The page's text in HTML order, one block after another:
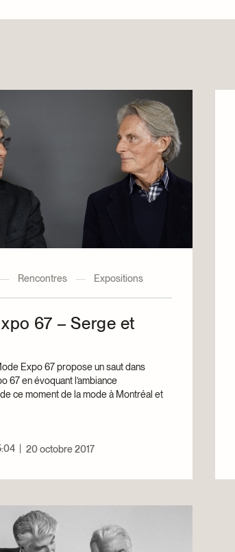
Expositions
Montréalité
Rencontres
Restauration
— Rencontres — Expositions
67 – Serge et
Expo 67 propose un saut dans
67 en évoquant l’ambiance
ce moment de la mode à Montréal et
20 octobre 2017